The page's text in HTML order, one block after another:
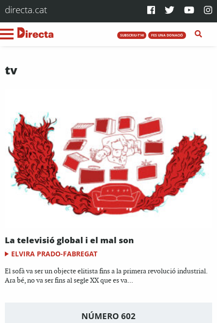
directa.cat
SUBSCRIU-T'HI FES UNA DONACIÓ
tv
La televisió global i el mal son
ELVIRA PRADO-FABREGAT
El sofà va ser un objecte elitista fins a la primera revolució industrial.
Ara bé, no va ser fins al segle XX que es va...
NÚMERO 602